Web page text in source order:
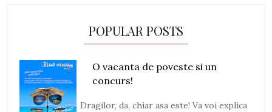
POPULAR POSTS
O vacanta de poveste si un
concurs!
Dragilor, da, chiar asa este! Va voi explica